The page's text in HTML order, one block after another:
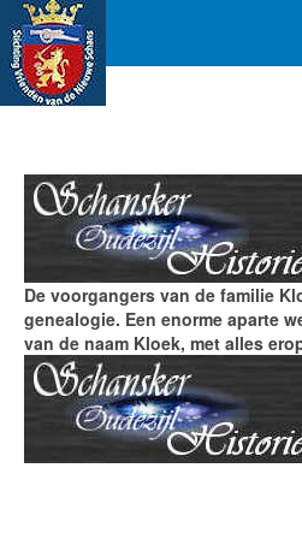
De voorgangers van de familie
genealogie. Een enorme aparte
van de naam Kloek, met alles